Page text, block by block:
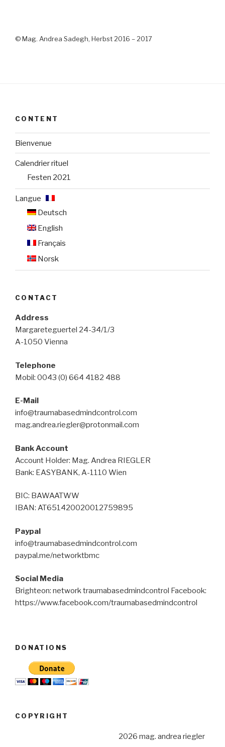
© Mag. Andrea Sadegh, Herbst 2016 – 2017
CONTENT
Bienvenue
Calendrier rituel
Festen 2021
Langue :
Deutsch
English
Français
Norsk
CONTACT
Address
Margareteguertel 24-34/1/3
A-1050 Vienna
Telephone
Mobil: 0043 (0) 664 4182 488
E-Mail
info@traumabasedmindcontrol.com
mag.andrea.riegler@protonmail.com
Bank Account
Account Holder: Mag. Andrea RIEGLER
Bank: EASYBANK, A-1110 Wien
BIC: BAWAATWW
IBAN: AT651420020012759895
Paypal
info@traumabasedmindcontrol.com
paypal.me/networktbmc
Social Media
Brighteon: network traumabasedmindcontrol Facebook:
https://www.facebook.com/traumabasedmindcontrol
DONATIONS
COPYRIGHT
2026 mag. andrea riegler